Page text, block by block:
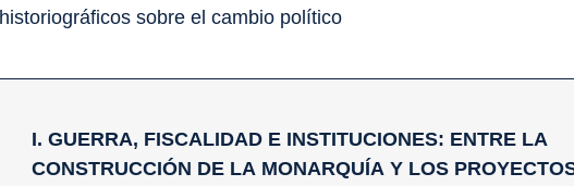
historiográficos sobre el cambio político
I. GUERRA, FISCALIDAD E INSTITUCIONES: ENTRE LA
CONSTRUCCIÓN DE LA MONARQUÍA Y LOS